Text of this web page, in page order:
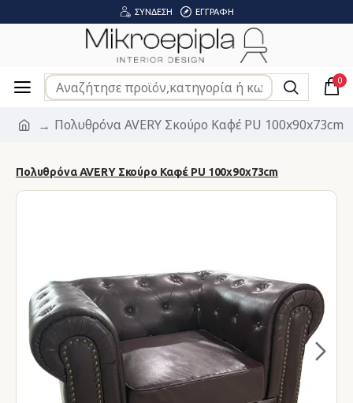
ΣΎΝΔΕΣΗ ΕΓΓΡΑΦΉ
0
Πολυθρόνα AVERY Σκούρο Καφέ PU 100x90x73cm
Πολυθρόνα AVERY Σκούρο Καφέ PU 100x90x73cm